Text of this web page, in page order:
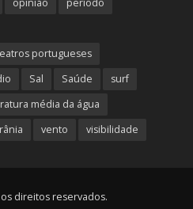
opinião
período
portugueses
Sal Saúde
surf
média da água
vento visibilidade
direitos reservados.